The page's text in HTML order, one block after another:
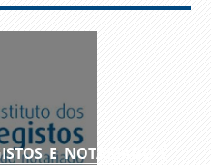
E NOTARIADO É